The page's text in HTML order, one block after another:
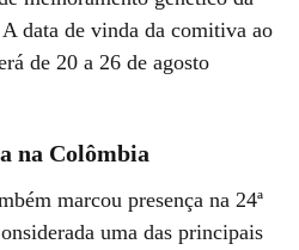
data de vinda da comitiva ao
de 20 a 26 de agosto
na Colômbia
marcou presença na 24ª
uma das principais